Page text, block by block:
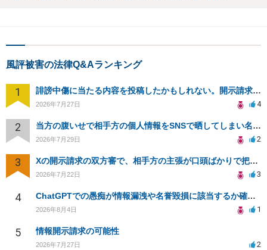
風評被害の法律Q&Aランキング
1 誹謗中傷に当たる内容を投稿したかもしれない。開示請求や民事刑事裁判に発展しうるのか教えて欲しい。
2026年7月27日 4
2 当方の腹いせで相手方の個人情報をSNSで晒してしまい名誉毀損させてしまったかもしれない
2026年7月29日 2
3 Xの開示請求の双方審で、相手方の主張が口頭ばかりで把握しきれません
2026年7月22日 3
4 ChatGPTでの愚痴が情報漏洩や名誉毀損に該当するか確認したい
2026年8月4日 1
5 情報開示請求の可能性
2026年7月27日 2